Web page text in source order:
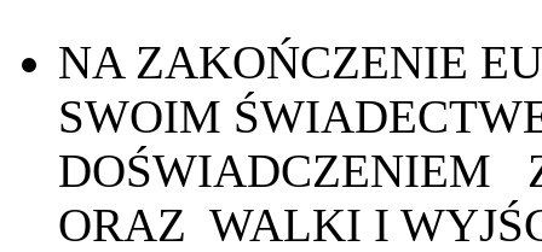
NA ZAKOŃCZENIE
SWOIM
DOŚWIADCZENIEM
ORAZ WALKI I